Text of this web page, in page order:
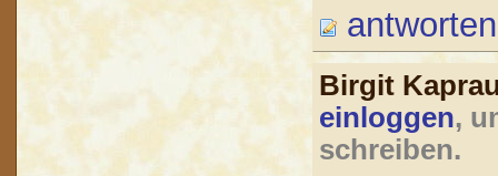
antworten
Birgit
einloggen,
schreiben.